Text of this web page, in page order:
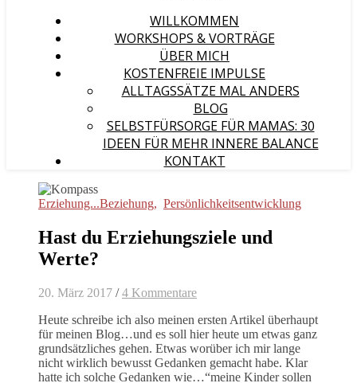
WILLKOMMEN
WORKSHOPS & VORTRÄGE
ÜBER MICH
KOSTENFREIE IMPULSE
ALLTAGSSÄTZE MAL ANDERS
BLOG
SELBSTFÜRSORGE FÜR MAMAS: 30
IDEEN FÜR MEHR INNERE BALANCE
KONTAKT
Erziehung...Beziehung, Persönlichkeitsentwicklung
Hast du Erziehungsziele und
Werte?
20. März 2017 / 4 Kommentare
Heute schreibe ich also meinen ersten Artikel überhaupt
für meinen Blog…und es soll hier heute um etwas ganz
grundsätzliches gehen. Etwas worüber ich mir lange
nicht wirklich bewusst Gedanken gemacht habe. Klar
hatte ich solche Gedanken wie…“meine Kinder sollen